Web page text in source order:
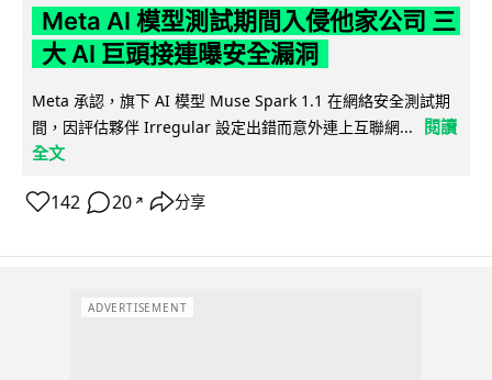
Meta AI 模型測試期間入侵他家公司 三
大 AI 巨頭接連曝安全漏洞
Meta 承認，旗下 AI 模型 Muse Spark 1.1 在網絡安全測試期
間，因評估夥伴 Irregular 設定出錯而意外連上互聯網...
閱讀
全文
142 20 ↗ 分享
ADVERTISEMENT